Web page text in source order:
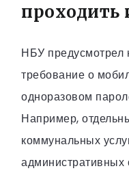
проходить
НБУ предусмотрел
требование о
одноразовом
Например,
коммунальных
административных